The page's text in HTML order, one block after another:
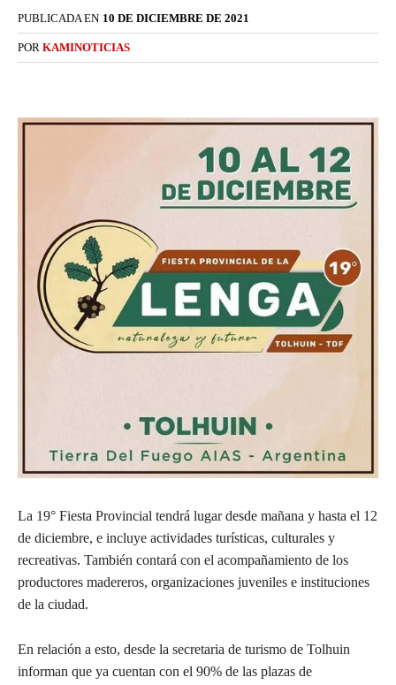
PUBLICADA EN 10 DE DICIEMBRE DE 2021
POR KAMINOTICIAS
La 19° Fiesta Provincial tendrá lugar desde mañana y hasta el 12
de diciembre, e incluye actividades turísticas, culturales y
recreativas. También contará con el acompañamiento de los
productores madereros, organizaciones juveniles e instituciones
de la ciudad.
En relación a esto, desde la secretaria de turismo de Tolhuin
informan que ya cuentan con el 90% de las plazas de